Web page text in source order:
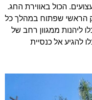
הכול באווירת החג.
הראשי שפתוח במהלך כל
ליהנות ממגוון רחב של
להגיע אל כנסיית